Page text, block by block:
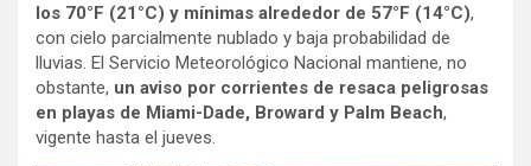
los 70°F (21°C) y mínimas alrededor de 57°F (14°C),
con cielo parcialmente nublado y baja probabilidad de
lluvias. El Servicio Meteorológico Nacional mantiene, no
obstante, un aviso por corrientes de resaca peligrosas
en playas de Miami-Dade, Broward y Palm Beach,
vigente hasta el jueves.